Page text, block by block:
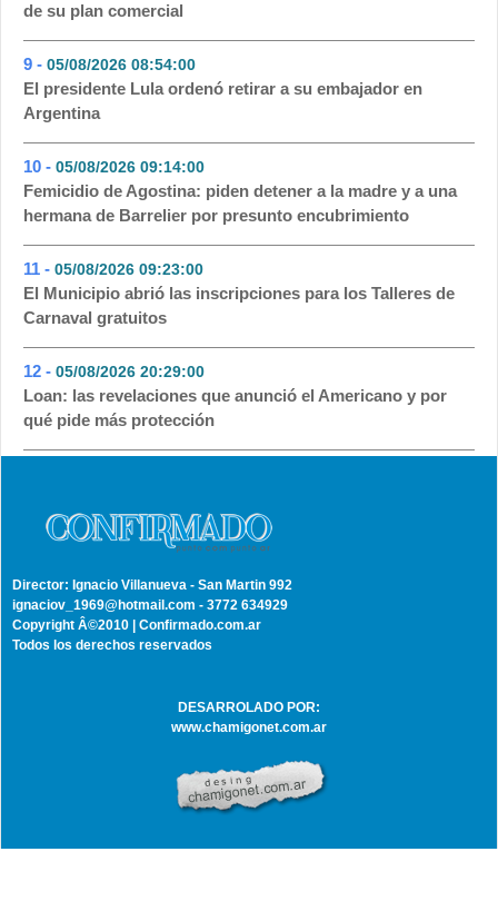
de su plan comercial
9 - 05/08/2026 08:54:00
El presidente Lula ordenó retirar a su embajador en
Argentina
10 - 05/08/2026 09:14:00
Femicidio de Agostina: piden detener a la madre y a una
hermana de Barrelier por presunto encubrimiento
11 - 05/08/2026 09:23:00
El Municipio abrió las inscripciones para los Talleres de
Carnaval gratuitos
12 - 05/08/2026 20:29:00
Loan: las revelaciones que anunció el Americano y por
qué pide más protección
Director: Ignacio Villanueva - San Martin 992
ignaciov_1969@hotmail.com - 3772 634929
Copyright Â©2010 | Confirmado.com.ar
Todos los derechos reservados
DESARROLADO POR:
www.chamigonet.com.ar